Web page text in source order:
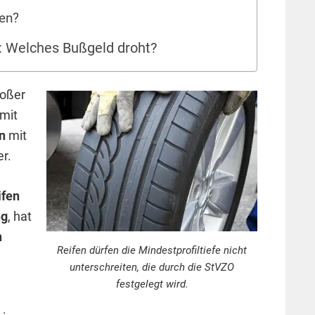
Bußgeld droht?
Reifen dürfen die Mindestprofiltiefe nicht
unterschreiten, die durch die StVZO
festgelegt wird.
mit
mit
, hat